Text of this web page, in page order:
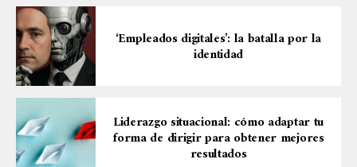
‘Empleados digitales’: la batalla por la
identidad
Liderazgo situacional: cómo adaptar tu
forma de dirigir para obtener mejores
resultados